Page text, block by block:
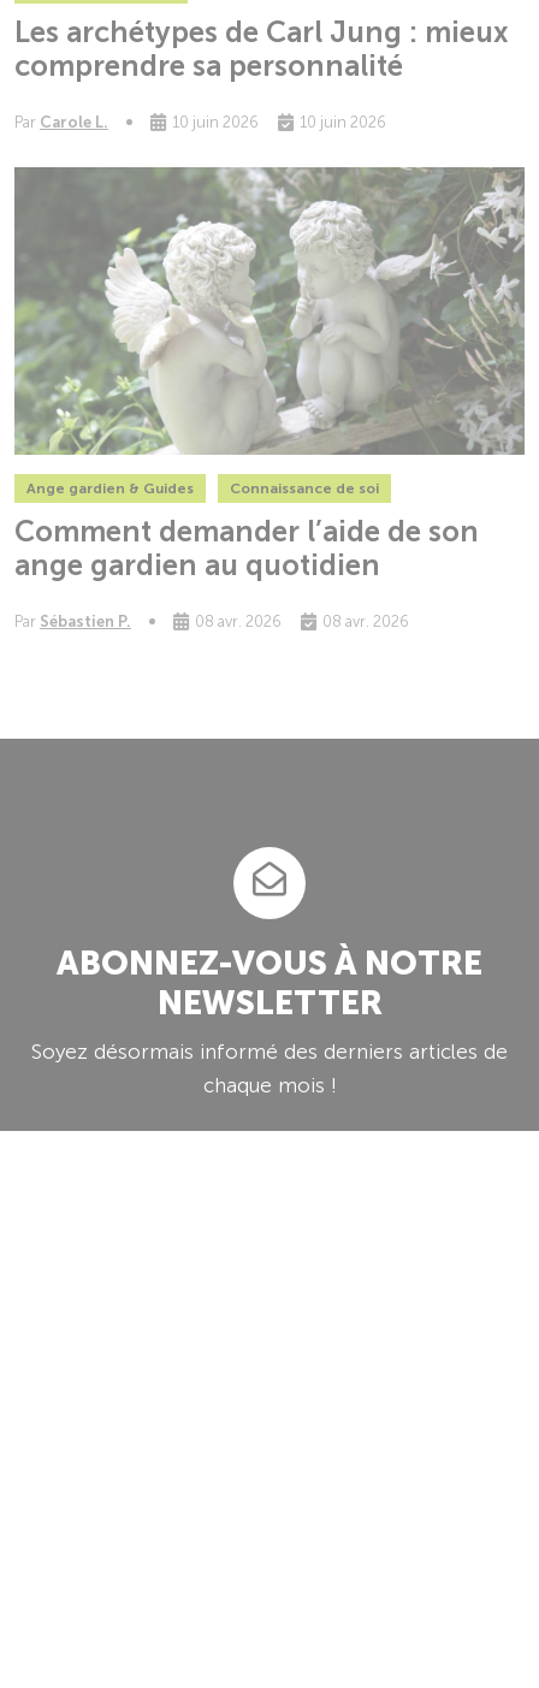
Les archétypes de Carl Jung : mieux
comprendre sa personnalité
Par Carole L. 10 juin 2026 10 juin 2026
Ange gardien & Guides Connaissance de soi
Comment demander l’aide de son
ange gardien au quotidien
Par Sébastien P. 08 avr. 2026 08 avr. 2026
ABONNEZ-VOUS À NOTRE
NEWSLETTER
Soyez désormais informé des derniers articles de
chaque mois !